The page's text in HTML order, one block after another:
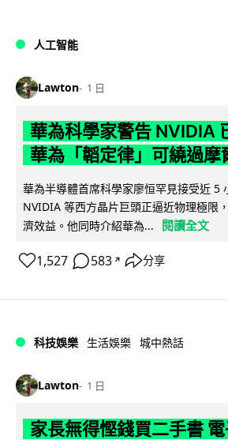
人工智能
Lawton 1 日
華為科學家警告 NVIDIA
華為「韜定律」可繞過摩
華為半導體首席科學家廖恒罕見接受近 5
NVIDIA 等西方晶片巨頭正逼近物理極限
濟效益。他同時介紹華為...
閱讀全文
1,527 583 ↗ 分享
科技娛樂 生活娛樂 城中熱話
Lawton 1 日
家長無得慳錢買二手書